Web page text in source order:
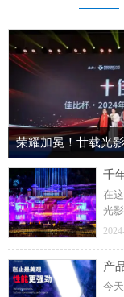
千
在
光
回
系
产
今